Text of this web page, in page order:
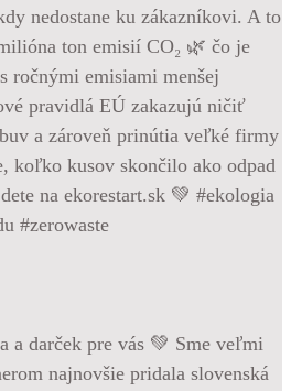
nedostane ku zákazníkovi. A to
ton emisií CO₂ 🌿 čo je
ročnými emisiami menšej
pravidlá EÚ zakazujú ničiť
a zároveň prinútia veľké firmy
koľko kusov skončilo ako odpad
na ekorestart.sk 💚 #ekologia
#zerowaste